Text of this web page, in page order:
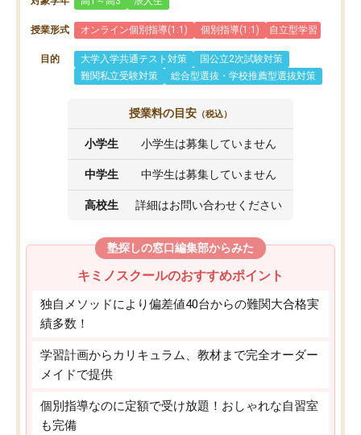
授業形式 オンライン個別指導(1:1) 個別指導(1:1) 自立型学習
目的 大学入学共通テスト対策
国公立2次試験対策
難関私立受験対策
総合型選抜・学校推薦型選抜対策
授業料の目安 （税込）
小学生 小学生は募集していません
中学生 中学生は募集していません
高校生 詳細はお問い合わせください
塾探しの窓口編集部からみた
キミノスクールのおすすめポイント
独自メソッドにより偏差値40台からの難関大合格実
績多数！
学習計画からカリキュラム、教材まで完全オーダー
メイドで提供
個別指導なのに定額で受け放題！おしゃれな自習室
も完備